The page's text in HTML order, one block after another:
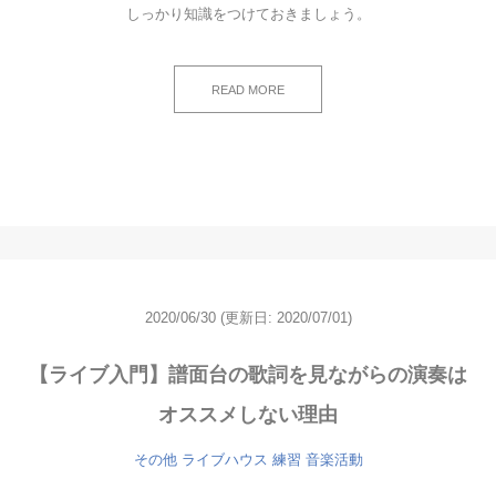
しっかり知識をつけておきましょう。
READ MORE
2020/06/30 (更新日: 2020/07/01)
【ライブ入門】譜面台の歌詞を見ながらの演奏は
オススメしない理由
その他 ライブハウス 練習 音楽活動